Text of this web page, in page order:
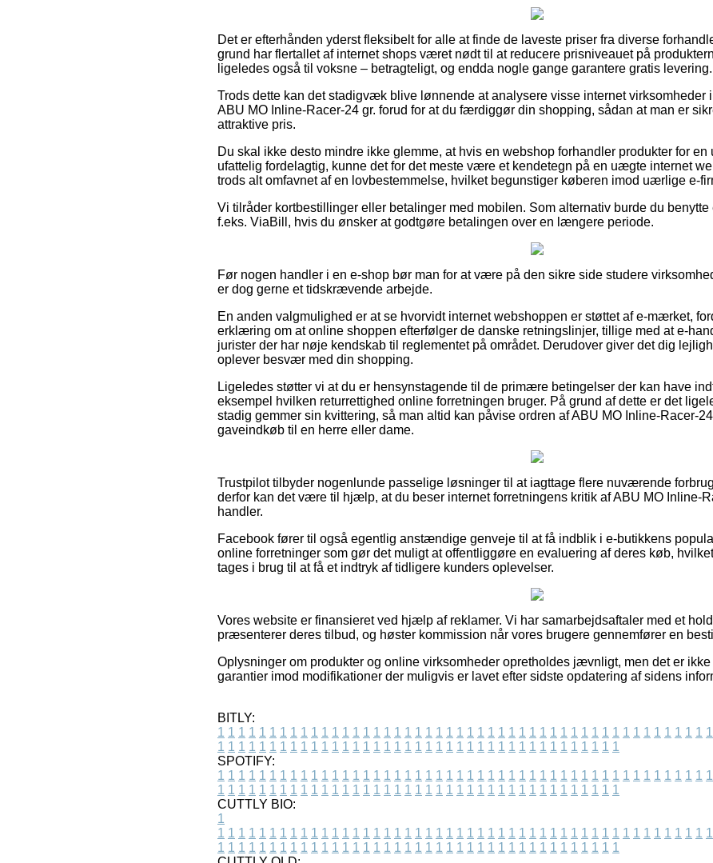
Det er efterhånden yderst fleksibelt for alle at finde de laveste priser fra diverse
grund har flertallet af internet shops været nødt til at reducere prisniveauet på
ligeledes også til voksne – betragteligt, og endda nogle gange garantere gratis levering.
Trods dette kan det stadigvæk blive lønnende at analysere visse internet virksomheder
ABU MO Inline-Racer-24 gr. forud for at du færdiggør din shopping, sådan at man er
attraktive pris.
Du skal ikke desto mindre ikke glemme, at hvis en webshop forhandler produkter for en
ufattelig fordelagtig, kunne det for det meste være et kendetegn på en uægte internet
trods alt omfavnet af en lovbestemmelse, hvilket begunstiger køberen imod uærlige e-
Vi tilråder kortbestillinger eller betalinger med mobilen. Som alternativ burde du
f.eks. ViaBill, hvis du ønsker at godtgøre betalingen over en længere periode.
Før nogen handler i en e-shop bør man for at være på den sikre side studere
er dog gerne et tidskrævende arbejde.
En anden valgmulighed er at se hvorvidt internet webshoppen er støttet af e-mærket,
erklæring om at online shoppen efterfølger de danske retningslinjer, tillige med at e-
jurister der har nøje kendskab til reglementet på området. Derudover giver det dig
oplever besvær med din shopping.
Ligeledes støtter vi at du er hensynstagende til de primære betingelser der kan have
eksempel hvilken returrettighed online forretningen bruger. På grund af dette er det
stadig gemmer sin kvittering, så man altid kan påvise ordren af ABU MO Inline-Racer-
gaveindkøb til en herre eller dame.
Trustpilot tilbyder nogenlunde passelige løsninger til at iagttage flere nuværende
derfor kan det være til hjælp, at du beser internet forretningens kritik af ABU MO Inline-
handler.
Facebook fører til også egentlig anstændige genveje til at få indblik i e-butikkens
online forretninger som gør det muligt at offentliggøre en evaluering af deres køb,
tages i brug til at få et indtryk af tidligere kunders oplevelser.
Vores website er finansieret ved hjælp af reklamer. Vi har samarbejdsaftaler med et
præsenterer deres tilbud, og høster kommission når vores brugere gennemfører en
Oplysninger om produkter og online virksomheder opretholdes jævnligt, men det er
garantier imod modifikationer der muligvis er lavet efter sidste opdatering af sidens
BITLY:
1 1 1 1 1 1 1 1 1 1 1 1 1 1 1 1 1 1 1 1 1 1 1 1 1 1 1 1 1 1 1 1 1 1 1 1 1 1 1 1 1 1 1 1 1 1 1 1
1 1 1 1 1 1 1 1 1 1 1 1 1 1 1 1 1 1 1 1 1 1 1 1 1 1 1 1 1 1 1 1 1 1 1 1 1 1 1
SPOTIFY:
1 1 1 1 1 1 1 1 1 1 1 1 1 1 1 1 1 1 1 1 1 1 1 1 1 1 1 1 1 1 1 1 1 1 1 1 1 1 1 1 1 1 1 1 1 1 1 1
1 1 1 1 1 1 1 1 1 1 1 1 1 1 1 1 1 1 1 1 1 1 1 1 1 1 1 1 1 1 1 1 1 1 1 1 1 1 1
CUTTLY BIO:
1
1 1 1 1 1 1 1 1 1 1 1 1 1 1 1 1 1 1 1 1 1 1 1 1 1 1 1 1 1 1 1 1 1 1 1 1 1 1 1 1 1 1 1 1 1 1 1 1
1 1 1 1 1 1 1 1 1 1 1 1 1 1 1 1 1 1 1 1 1 1 1 1 1 1 1 1 1 1 1 1 1 1 1 1 1 1 1